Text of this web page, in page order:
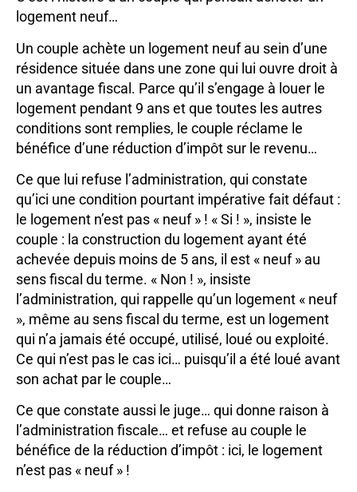
logement neuf…
Un couple achète un logement neuf au sein d’une
résidence située dans une zone qui lui ouvre droit à
un avantage fiscal. Parce qu’il s’engage à louer le
logement pendant 9 ans et que toutes les autres
conditions sont remplies, le couple réclame le
bénéfice d’une réduction d’impôt sur le revenu…
Ce que lui refuse l’administration, qui constate
qu’ici une condition pourtant impérative fait défaut :
le logement n’est pas « neuf » ! « Si ! », insiste le
couple : la construction du logement ayant été
achevée depuis moins de 5 ans, il est « neuf » au
sens fiscal du terme. « Non ! », insiste
l’administration, qui rappelle qu’un logement « neuf
», même au sens fiscal du terme, est un logement
qui n’a jamais été occupé, utilisé, loué ou exploité.
Ce qui n’est pas le cas ici… puisqu’il a été loué avant
son achat par le couple…
Ce que constate aussi le juge… qui donne raison à
l’administration fiscale… et refuse au couple le
bénéfice de la réduction d’impôt : ici, le logement
n’est pas « neuf » !